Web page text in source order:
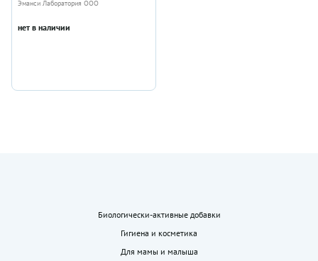
Эманси Лаборатория ООО
нет в наличии
Биологически-активные добавки
Гигиена и косметика
Для мамы и малыша